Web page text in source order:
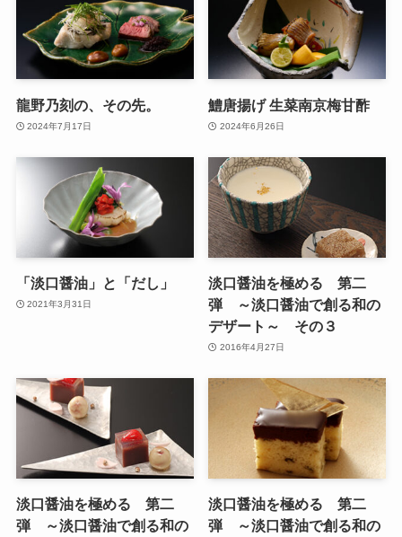
龍野乃刻の、その先。
2024年7月17日
鱧唐揚げ 生菜南京梅甘酢
2024年6月26日
「淡口醤油」と「だし」
2021年3月31日
淡口醤油を極める 第二
弾 ～淡口醤油で創る和の
デザート～ その３
2016年4月27日
淡口醤油を極める 第二
弾 ～淡口醤油で創る和の
淡口醤油を極める 第二
弾 ～淡口醤油で創る和の